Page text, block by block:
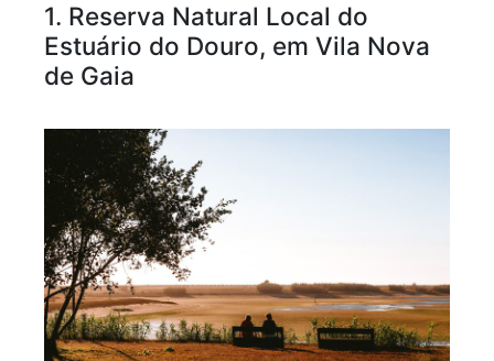
1. Reserva Natural Local do
Estuário do Douro, em Vila Nova
de Gaia